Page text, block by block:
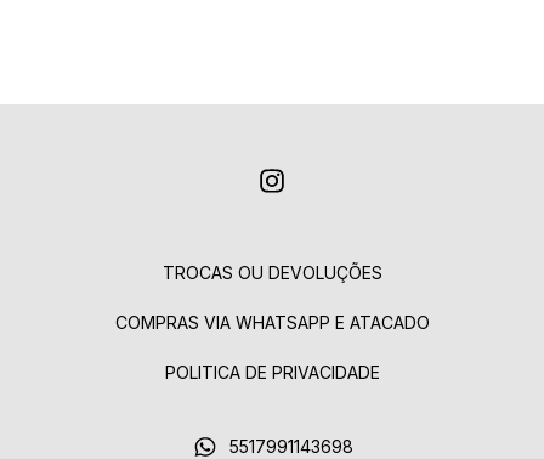
TROCAS OU DEVOLUÇÕES
COMPRAS VIA WHATSAPP E ATACADO
POLITICA DE PRIVACIDADE
5517991143698